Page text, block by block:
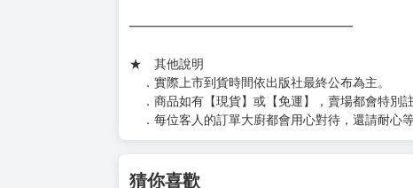
（１）私訊留言
（２）於賣場商品頁留言
（３）訂單回覆留言
【買動漫提醒您：我們沒有電話聯繫與電話客服服